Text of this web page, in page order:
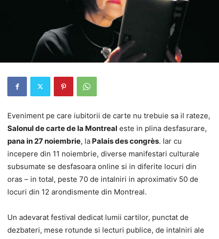
Eveniment pe care iubitorii de carte nu trebuie sa il rateze,
Salonul de carte de la Montreal este in plina desfasurare,
pana in 27 noiembrie, la Palais des congrès. Iar cu
incepere din 11 noiembrie, diverse manifestari culturale
subsumate se desfasoara online si in diferite locuri din
oras – in total, peste 70 de intalniri in aproximativ 50 de
locuri din 12 arondismente din Montreal.
Un adevarat festival dedicat lumii cartilor, punctat de
dezbateri, mese rotunde si lecturi publice, de intalniri ale